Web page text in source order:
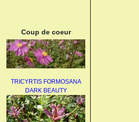
Coup de coeur
TRICYRTIS FORMOSANA
DARK BEAUTY